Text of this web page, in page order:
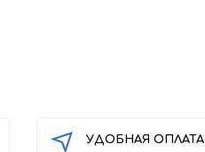
УДОБНАЯ ОПЛАТА